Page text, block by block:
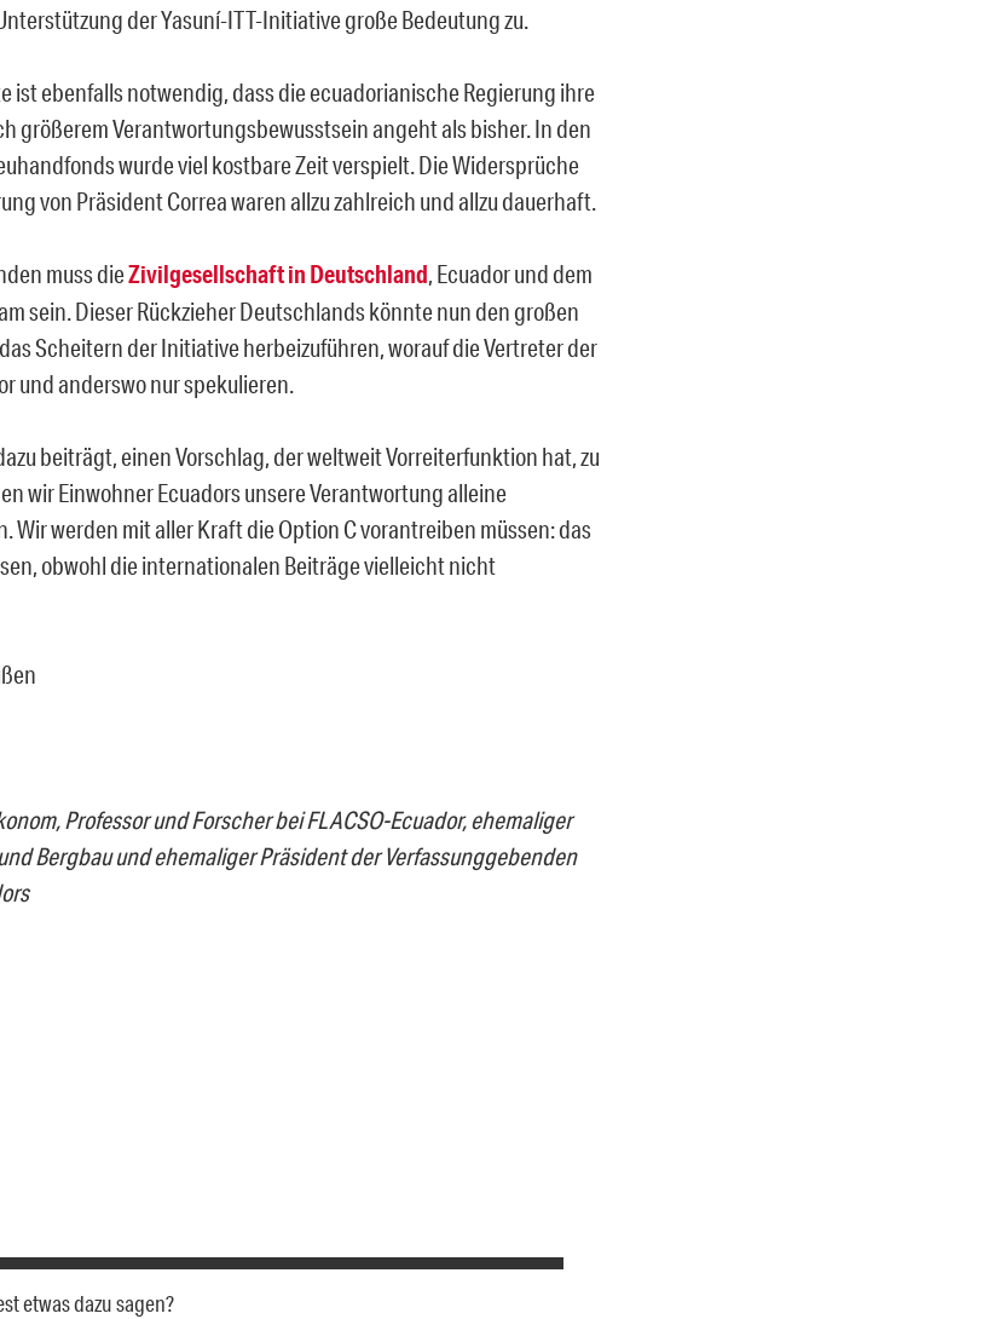
der Yasuní-ITT-Initiative große Bedeutung zu.
ist ebenfalls notwendig, dass die ecuadorianische Regierung ihre
größerem Verantwortungsbewusstsein angeht als bisher. In den
wurde viel kostbare Zeit verspielt. Die Widersprüche
von Präsident Correa waren allzu zahlreich und allzu dauerhaft.
muss dieZivilgesellschaft in Deutschland, Ecuador und dem
sein. Dieser Rückzieher Deutschlands könnte nun den großen
Scheitern der Initiative herbeizuführen, worauf die Vertreter der
und anderswo nur spekulieren.
beiträgt, einen Vorschlag, der weltweit Vorreiterfunktion hat, zu
wir Einwohner Ecuadors unsere Verantwortung alleine
Wir werden mit aller Kraft die Option C vorantreiben müssen: das
obwohl die internationalen Beiträge vielleicht nicht
Professor und Forscher bei FLACSO-Ecuador, ehemaliger
Bergbau und ehemaliger Präsident der Verfassunggebenden
etwas dazu sagen?